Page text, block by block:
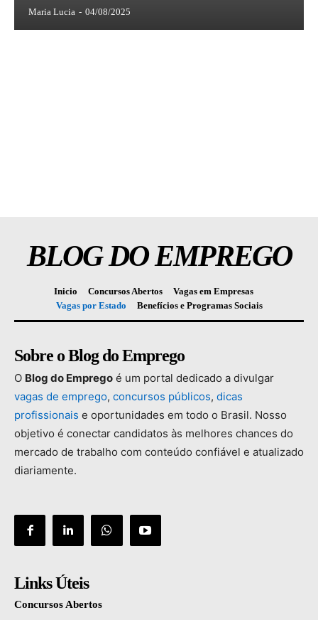
Maria Lucia - 04/08/2025
BLOG DO EMPREGO
Inicio Concursos Abertos
Vagas em Empresas
Vagas por Estado
Benefícios e Programas Sociais
Sobre o Blog do Emprego
O Blog do Emprego é um portal dedicado a divulgar
vagas de emprego, concursos públicos, dicas
profissionais e oportunidades em todo o Brasil. Nosso
objetivo é conectar candidatos às melhores chances do
mercado de trabalho com conteúdo confiável e atualizado
diariamente.
Links Úteis
Concursos Abertos